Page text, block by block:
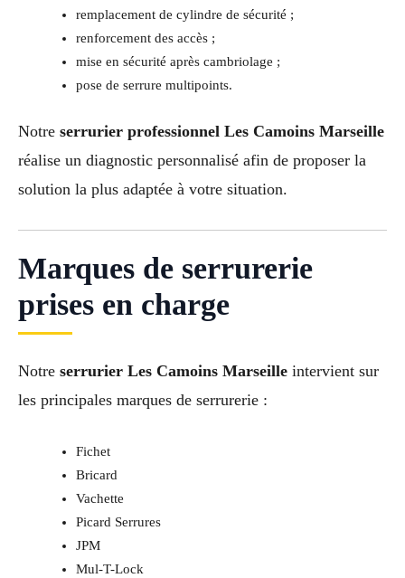
remplacement de cylindre de sécurité ;
renforcement des accès ;
mise en sécurité après cambriolage ;
pose de serrure multipoints.
Notre serrurier professionnel Les Camoins Marseille
réalise un diagnostic personnalisé afin de proposer la
solution la plus adaptée à votre situation.
Marques de serrurerie
prises en charge
Notre serrurier Les Camoins Marseille intervient sur
les principales marques de serrurerie :
Fichet
Bricard
Vachette
Picard Serrures
JPM
Mul-T-Lock